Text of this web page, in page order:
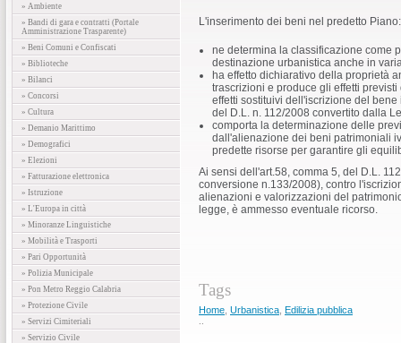
» Ambiente
» Bandi di gara e contratti (Portale
Amministrazione Trasparente)
» Beni Comuni e Confiscati
» Biblioteche
» Bilanci
» Concorsi
» Cultura
» Demanio Marittimo
» Demografici
» Elezioni
» Fatturazione elettronica
» Istruzione
» L'Europa in città
» Minoranze Linguistiche
» Mobilità e Trasporti
» Pari Opportunità
» Polizia Municipale
» Pon Metro Reggio Calabria
» Protezione Civile
» Servizi Cimiteriali
» Servizio Civile
L'inserimento dei beni nel predetto Piano:
ne determina la classificazione come
destinazione urbanistica anche in
ha effetto dichiarativo della proprietà
trascrizioni e produce gli effetti
effetti sostituivi dell'iscrizione del
del D.L. n. 112/2008 convertito dalla
comporta la determinazione delle
dall'alienazione dei beni patrimoniali
predette risorse per garantire gli
Ai sensi dell'art.58, comma 5, del D.L.
conversione n.133/2008), contro
alienazioni e valorizzazioni del
legge, è ammesso eventuale ricorso.
Tags
Home Urbanistica Edilizia pubblica